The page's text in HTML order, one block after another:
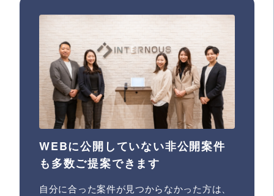
WEBに公開していない非公開案件
も多数ご提案できます
自分に合った案件が見つからなかった方は、